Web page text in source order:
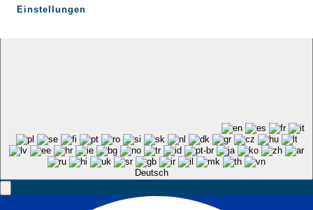
Einstellungen
Deutsch